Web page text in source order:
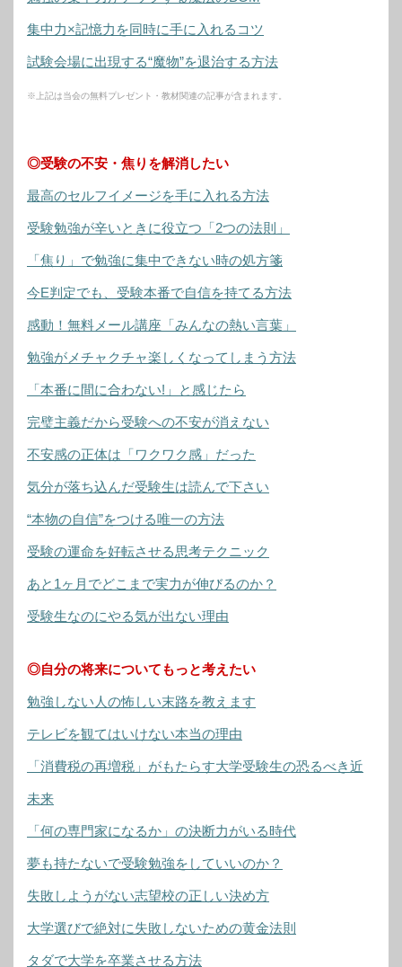
集中力×記憶力を同時に手に入れるコツ
試験会場に出現する“魔物”を退治する方法
※上記は当会の無料プレゼント・教材関連の記事が含まれます。
◎受験の不安・焦りを解消したい
最高のセルフイメージを手に入れる方法
受験勉強が辛いときに役立つ「2つの法則」
「焦り」で勉強に集中できない時の処方箋
今E判定でも、受験本番で自信を持てる方法
感動！無料メール講座「みんなの熱い言葉」
勉強がメチャクチャ楽しくなってしまう方法
「本番に間に合わない!」と感じたら
完璧主義だから受験への不安が消えない
不安感の正体は「ワクワク感」だった
気分が落ち込んだ受験生は読んで下さい
“本物の自信”をつける唯一の方法
受験の運命を好転させる思考テクニック
あと1ヶ月でどこまで実力が伸びるのか？
受験生なのにやる気が出ない理由
◎自分の将来についてもっと考えたい
勉強しない人の怖しい末路を教えます
テレビを観てはいけない本当の理由
「消費税の再増税」がもたらす大学受験生の恐るべき近
未来
「何の専門家になるか」の決断力がいる時代
夢も持たないで受験勉強をしていいのか？
失敗しようがない志望校の正しい決め方
大学選びで絶対に失敗しないための黄金法則
タダで大学を卒業させる方法